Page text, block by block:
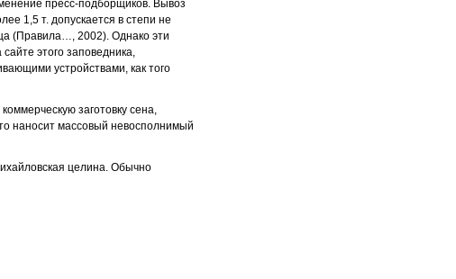
пресс-подборщиков. Вывоз
1,5 т. допускается в степи не
(Правила…, 2002). Однако эти
этого заповедника,
устройствами, как того
заготовку сена,
наносит массовый невосполнимый
целина. Обычно